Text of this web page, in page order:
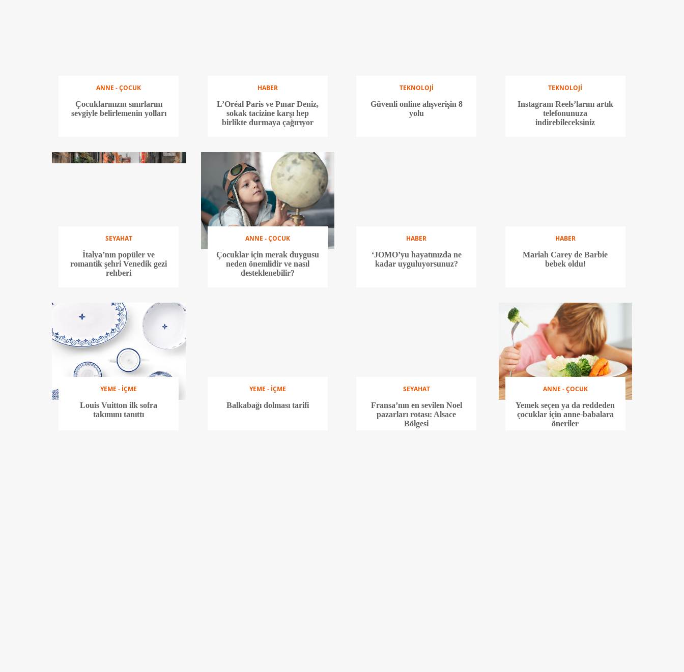
ANNE - ÇOCUK
Çocuklarınızın sınırlarını
sevgiyle belirlemenin yolları
HABER
L’Oréal Paris ve Pınar Deniz,
sokak tacizine karşı hep
birlikte durmaya çağırıyor
TEKNOLOJİ
Güvenli online alışverişin 8
yolu
TEKNOLOJİ
Instagram Reels’larını artık
telefonunuza
indirebileceksiniz
SEYAHAT
İtalya’nın popüler ve
romantik şehri Venedik gezi
rehberi
ANNE - ÇOCUK
Çocuklar için merak duygusu
neden önemlidir ve nasıl
desteklenebilir?
HABER
‘JOMO’yu hayatınızda ne
kadar uyguluyorsunuz?
HABER
Mariah Carey de Barbie
bebek oldu!
YEME - İÇME
Louis Vuitton ilk sofra
takımını tanıttı
YEME - İÇME
Balkabağı dolması tarifi
SEYAHAT
Fransa’nın en sevilen Noel
pazarları rotası: Alsace
Bölgesi
ANNE - ÇOCUK
Yemek seçen ya da reddeden
çocuklar için anne-babalara
öneriler